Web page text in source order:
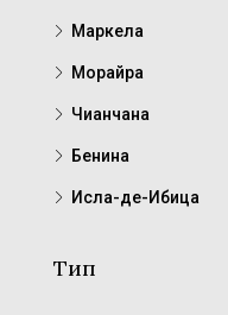
Маркела
Морайра
Чианчана
Бенина
Исла-де-Ибица
Тип